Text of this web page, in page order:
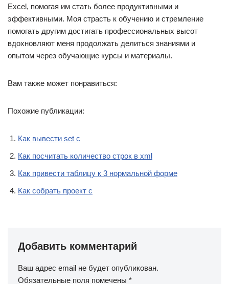
Excel, помогая им стать более продуктивными и
эффективными. Моя страсть к обучению и стремление
помогать другим достигать профессиональных высот
вдохновляют меня продолжать делиться знаниями и
опытом через обучающие курсы и материалы.
Вам также может понравиться:
Похожие публикации:
Как вывести set c
Как посчитать количество строк в xml
Как привести таблицу к 3 нормальной форме
Как собрать проект c
Добавить комментарий
Ваш адрес email не будет опубликован.
Обязательные поля помечены *